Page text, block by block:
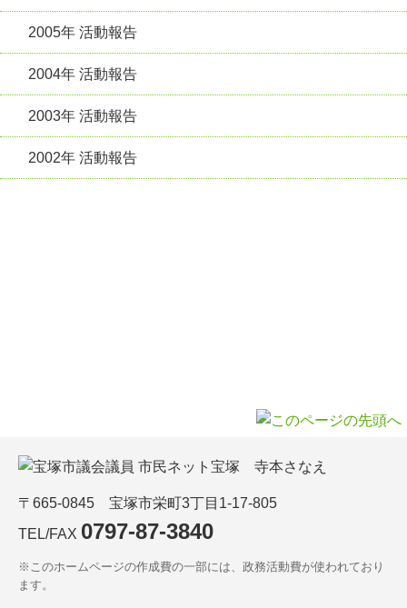
2005年 活動報告
2004年 活動報告
2003年 活動報告
2002年 活動報告
〒665-0845 宝塚市栄町3丁目1-17-805
TEL/FAX 0797-87-3840
※このホームページの作成費の一部には、政務活動費が使われており
ます。